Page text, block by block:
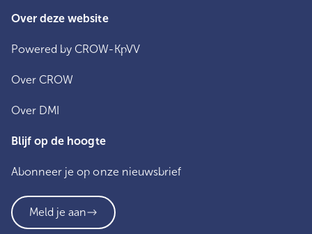
Over deze website
Powered by CROW-KpVV
Over CROW
Over DMI
Blijf op de hoogte
Abonneer je op onze nieuwsbrief
Meld je aan